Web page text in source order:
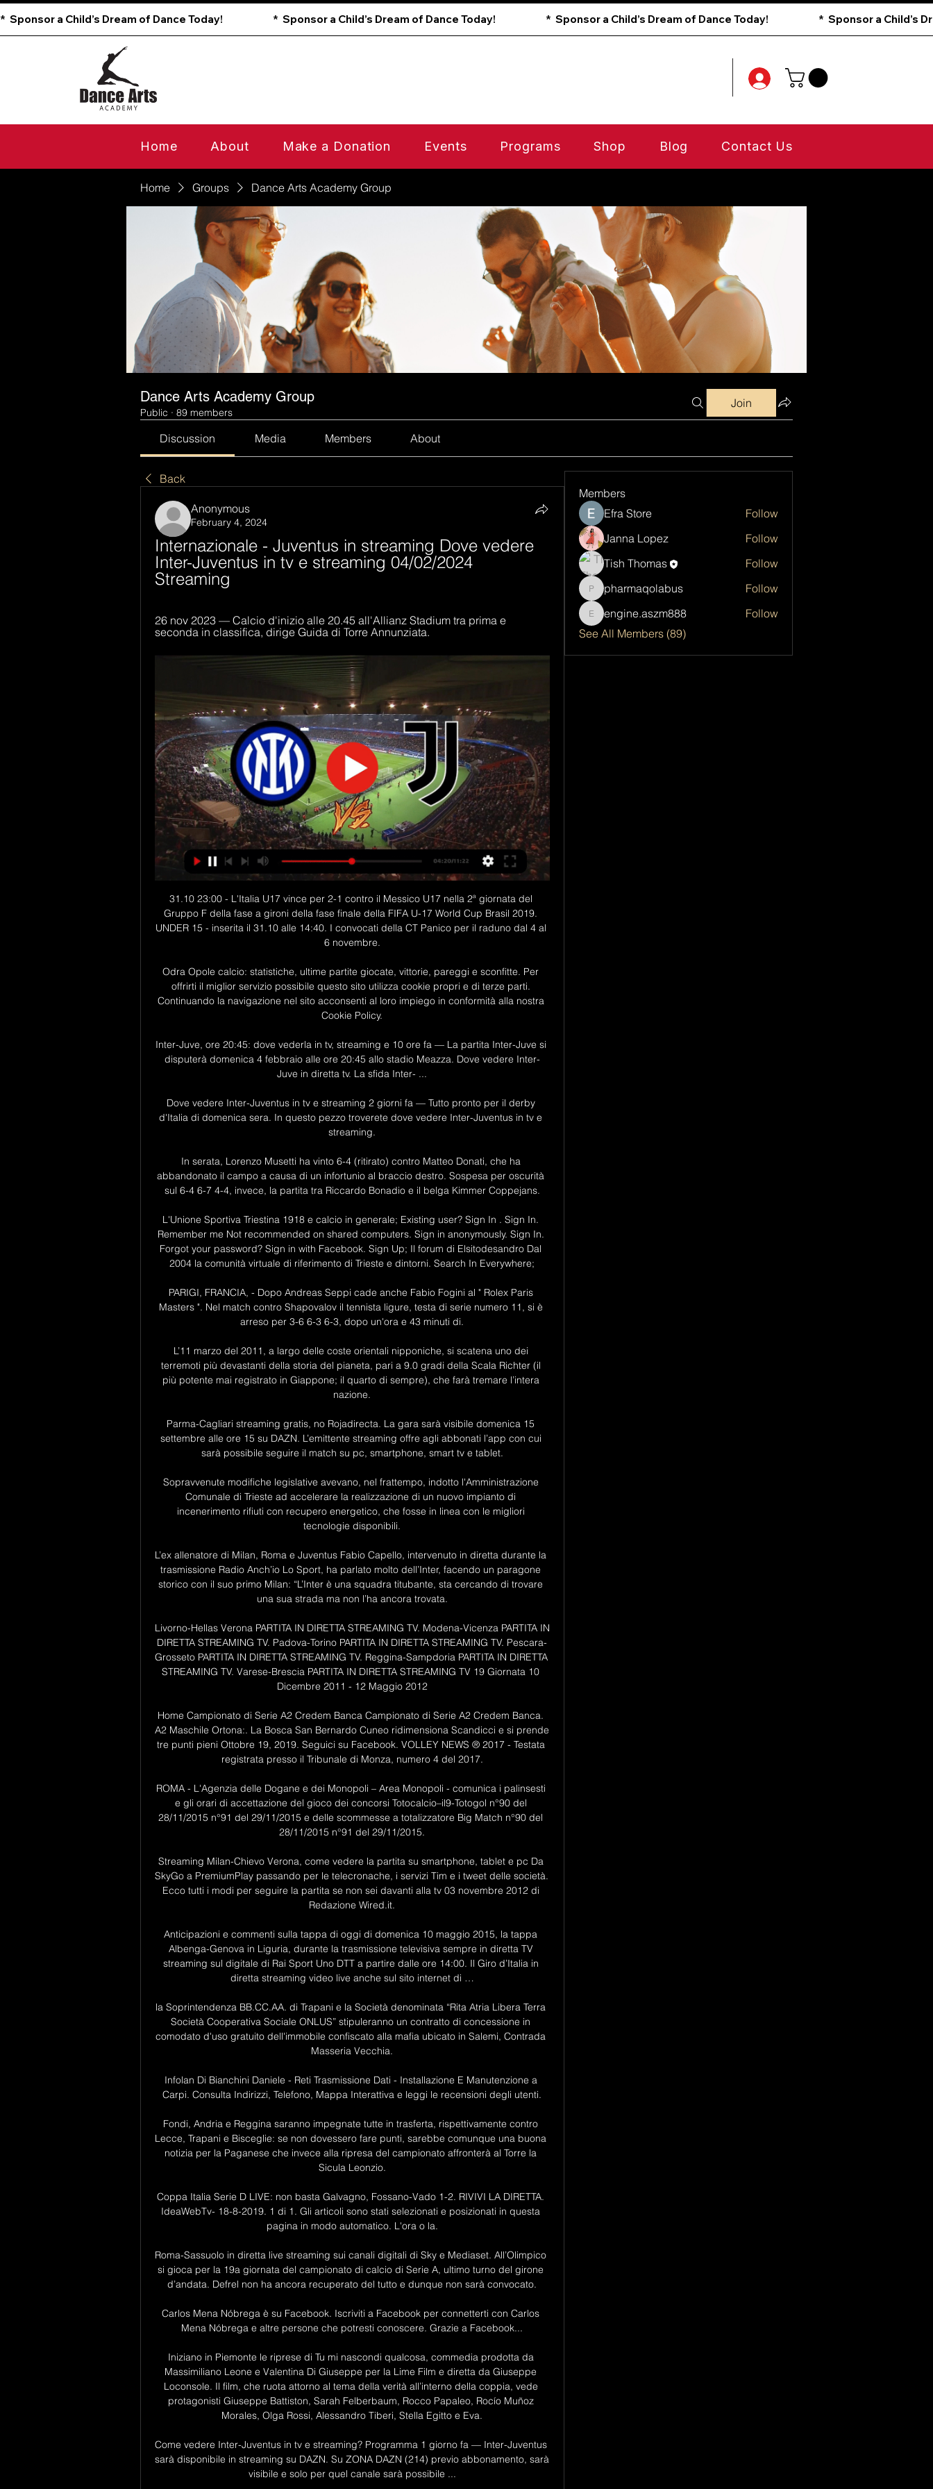
*  Sponsor a Child’s Dream of Dance Today!
Home About Make a Donation Events Programs Shop Blog Contact Us
Home Groups Dance Arts Academy Group
Dance Arts Academy Group
Public · 89 members
Join
Discussion Media Members About
Back
Anonymous
February 4, 2024
Internazionale - Juventus in streaming Dove vedere
Inter-Juventus in tv e streaming 04/02/2024
Streaming
26 nov 2023 — Calcio d'inizio alle 20.45 all'Allianz Stadium tra prima e
seconda in classifica, dirige Guida di Torre Annunziata.
31.10 23:00 - L'Italia U17 vince per 2-1 contro il Messico U17 nella 2ª giornata del Gruppo F della fase a gironi della fase finale della FIFA U-17 World Cup Brasil 2019. UNDER 15 - inserita il 31.10 alle 14:40. I convocati della CT Panico per il raduno dal 4 al 6 novembre.

Odra Opole calcio: statistiche, ultime partite giocate, vittorie, pareggi e sconfitte. Per offrirti il miglior servizio possibile questo sito utilizza cookie propri e di terze parti. Continuando la navigazione nel sito acconsenti al loro impiego in conformità alla nostra Cookie Policy.

Inter-Juve, ore 20:45: dove vederla in tv, streaming e 10 ore fa — La partita Inter-Juve si disputerà domenica 4 febbraio alle ore 20:45 allo stadio Meazza. Dove vedere Inter-Juve in diretta tv. La sfida Inter- ...

Dove vedere Inter-Juventus in tv e streaming 2 giorni fa — Tutto pronto per il derby d'Italia di domenica sera. In questo pezzo troverete dove vedere Inter-Juventus in tv e streaming.

In serata, Lorenzo Musetti ha vinto 6-4 (ritirato) contro Matteo Donati, che ha abbandonato il campo a causa di un infortunio al braccio destro. Sospesa per oscurità sul 6-4 6-7 4-4, invece, la partita tra Riccardo Bonadio e il belga Kimmer Coppejans.

L'Unione Sportiva Triestina 1918 e calcio in generale; Existing user? Sign In . Sign In. Remember me Not recommended on shared computers. Sign in anonymously. Sign In. Forgot your password? Sign in with Facebook. Sign Up; Il forum di Elsitodesandro Dal 2004 la comunità virtuale di riferimento di Trieste e dintorni. Search In Everywhere;

PARIGI, FRANCIA, - Dopo Andreas Seppi cade anche Fabio Fogini al " Rolex Paris Masters ". Nel match contro Shapovalov il tennista ligure, testa di serie numero 11, si è arreso per 3-6 6-3 6-3, dopo un'ora e 43 minuti di.

L’11 marzo del 2011, a largo delle coste orientali nipponiche, si scatena uno dei terremoti più devastanti della storia del pianeta, pari a 9.0 gradi della Scala Richter (il più potente mai registrato in Giappone; il quarto di sempre), che farà tremare l’intera nazione.

Parma-Cagliari streaming gratis, no Rojadirecta. La gara sarà visibile domenica 15 settembre alle ore 15 su DAZN. L’emittente streaming offre agli abbonati l’app con cui sarà possibile seguire il match su pc, smartphone, smart tv e tablet.

Sopravvenute modifiche legislative avevano, nel frattempo, indotto l'Amministrazione Comunale di Trieste ad accelerare la realizzazione di un nuovo impianto di incenerimento rifiuti con recupero energetico, che fosse in linea con le migliori tecnologie disponibili.

L’ex allenatore di Milan, Roma e Juventus Fabio Capello, intervenuto in diretta durante la trasmissione Radio Anch’io Lo Sport, ha parlato molto dell’Inter, facendo un paragone storico con il suo primo Milan: “L’Inter è una squadra titubante, sta cercando di trovare una sua strada ma non l’ha ancora trovata.

Livorno-Hellas Verona PARTITA IN DIRETTA STREAMING TV. Modena-Vicenza PARTITA IN DIRETTA STREAMING TV. Padova-Torino PARTITA IN DIRETTA STREAMING TV. Pescara-Grosseto PARTITA IN DIRETTA STREAMING TV. Reggina-Sampdoria PARTITA IN DIRETTA STREAMING TV. Varese-Brescia PARTITA IN DIRETTA STREAMING TV 19 Giornata 10 Dicembre 2011 - 12 Maggio 2012

Home Campionato di Serie A2 Credem Banca Campionato di Serie A2 Credem Banca. A2 Maschile Ortona:. La Bosca San Bernardo Cuneo ridimensiona Scandicci e si prende tre punti pieni Ottobre 19, 2019. Seguici su Facebook. VOLLEY NEWS ® 2017 - Testata registrata presso il Tribunale di Monza, numero 4 del 2017.

ROMA - L'Agenzia delle Dogane e dei Monopoli – Area Monopoli - comunica i palinsesti e gli orari di accettazione del gioco dei concorsi Totocalcio–il9-Totogol n°90 del 28/11/2015 n°91 del 29/11/2015 e delle scommesse a totalizzatore Big Match n°90 del 28/11/2015 n°91 del 29/11/2015.

Streaming Milan-Chievo Verona, come vedere la partita su smartphone, tablet e pc Da SkyGo a PremiumPlay passando per le telecronache, i servizi Tim e i tweet delle società. Ecco tutti i modi per seguire la partita se non sei davanti alla tv 03 novembre 2012 di Redazione Wired.it.

Anticipazioni e commenti sulla tappa di oggi di domenica 10 maggio 2015, la tappa Albenga-Genova in Liguria, durante la trasmissione televisiva sempre in diretta TV streaming sul digitale di Rai Sport Uno DTT a partire dalle ore 14:00. Il Giro d’Italia in diretta streaming video live anche sul sito internet di …

la Soprintendenza BB.CC.AA. di Trapani e la Società denominata “Rita Atria Libera Terra Società Cooperativa Sociale ONLUS” stipuleranno un contratto di concessione in comodato d'uso gratuito dell'immobile confiscato alla mafia ubicato in Salemi, Contrada Masseria Vecchia.

Infolan Di Bianchini Daniele - Reti Trasmissione Dati - Installazione E Manutenzione a Carpi. Consulta Indirizzi, Telefono, Mappa Interattiva e leggi le recensioni degli utenti.

Fondi, Andria e Reggina saranno impegnate tutte in trasferta, rispettivamente contro Lecce, Trapani e Bisceglie: se non dovessero fare punti, sarebbe comunque una buona notizia per la Paganese che invece alla ripresa del campionato affronterà al Torre la Sicula Leonzio.

Coppa Italia Serie D LIVE: non basta Galvagno, Fossano-Vado 1-2. RIVIVI LA DIRETTA. IdeaWebTv- 18-8-2019. 1 di 1. Gli articoli sono stati selezionati e posizionati in questa pagina in modo automatico. L'ora o la.

Roma-Sassuolo in diretta live streaming sui canali digitali di Sky e Mediaset. All’Olimpico si gioca per la 19a giornata del campionato di calcio di Serie A, ultimo turno del girone d’andata. Defrel non ha ancora recuperato del tutto e dunque non sarà convocato.

Carlos Mena Nóbrega è su Facebook. Iscriviti a Facebook per connetterti con Carlos Mena Nóbrega e altre persone che potresti conoscere. Grazie a Facebook...

Iniziano in Piemonte le riprese di Tu mi nascondi qualcosa, commedia prodotta da Massimiliano Leone e Valentina Di Giuseppe per la Lime Film e diretta da Giuseppe Loconsole. Il film, che ruota attorno al tema della verità all’interno della coppia, vede protagonisti Giuseppe Battiston, Sarah Felberbaum, Rocco Papaleo, Rocío Muñoz Morales, Olga Rossi, Alessandro Tiberi, Stella Egitto e Eva.

Come vedere Inter-Juventus in tv e streaming? Programma 1 giorno fa — Inter-Juventus sarà disponibile in streaming su DAZN. Su ZONA DAZN (214) previo abbonamento, sarà visibile e solo per quel canale sarà possibile ...

Dr. Maurizio Bagnato. Affile (RM) Medicina legale e delle assicurazioni. Dr.ssa Pamela Banchi. Affile (RM) Psicologia. Prof.ssa Maria Simona Bonavita. Affile (RM). Dr. Luigi Sorrentino. Fiumicino (RM) Odontoiatria e odontostomatologia. Dr. Francesco Saverio Mari. Fondi (LT) Chirurgia generale. Dr. Paolo Piovanello. Fondi (LT)

Serie B, il Benevento stende 2-1 il Cittadella e ipoteca la finale. Nella gara di andata al Piercesare Tombolato i campani ottengono la vittoria al termine di una gara che si sblocca nel finale con l'ingresso di Roberto Insigne e un'ingenuità di Rizzo: la finale-promozione è a un passo.

Juventus in diretta gra | Mingo Makes It Potte Group 16 ore fa — (FLUSSO=) Streaming Internazionale - Juventus in diretta gratis Sport: ultime notizie sportive live e risultati in diretta | Sky Sport 4 ...

Calendario Serie A 2019/2020. In questa pagina troverete il calendario della Serie A 2019/2020 con il programma aggiornato di tutte le sfide del nostro campionato per non perdervi nemmeno un’azione della vostra squadra del cuore.

Juve-Inter: dove vederla in diretta tv e streaming 6 nov 2022 — Dove vedere in diretta streaming e in tv la partita di Serie A fra Juve e Inter.

Raggiungi Milano da Villafranca in Lunigiana e scopri questa città di 1.200.000 abitanti che si trova in Lombardia. La distanza tra Villafranca in Lunigiana e Milano è di 200 Chilometri; con Wanderio puoi confrontare tutti i treni che collegano Villafranca in Lunigiana a Milano e trovare il modo migliore per viaggiare tra queste due città.

Juventus - Inter in tv e diretta streaming: dove vederla 3 apr 2022 — Per seguirla da sito o app basterà accedere al proprio account Dazn da un dispositivo compatibile (QUI la lista completa) e selezionare nel ...

Volare Lyrics: Penso che un sogno così non ritorni mai più / Mi dipingevo le mani e la faccia di blu / Poi d'improvviso venivo dal vento rapito / E incominciavo a volare nel cielo infinito

Juventus-Inter, Dazn o Sky Sport? Dove vederla in tv e 26 nov 2023 — Calcio d'inizio alle 20.45 all'Allianz Stadium tra prima e seconda in classifica, dirige Guida di Torre Annunziata.

Top - Maglia smanicata Ciclismo Donna Rh+ Spirit W Top Linea di capi adatta a tutte le situazioni in bici, dal taglio sportivo, pulita ed essenziale, facile da abbinare a qualsiasi pantaloncino.

Inter-Juventus dove vederla: DAZN, Sky o NOW? Canale tv 39 minuti fa — Inter e Juventus a confronto nel big match del 23° turno di Serie A: tutto su formazioni e diretta tv e streaming dell'incontro.

Gli occhiali di Enzo Baldoni saranno un pò meno rotti. di Stefano Corradino “…I miei occhiali si son rotti ma qualcuno un giorno se li metterà e a occhi semichiusi attraverserà posti distrutti e …

Diretta Inter-Juventus ore 21: dove vederla in tv 26 apr 2023 — I bianconeri di Massimiliano Allegri sfidano i nerazzurri di Simone Inzaghi nel ritorno della semifinale di Coppa Italia.

Gli appuntamenti a Verona: sport cinema cineforum concerti live show discoteche fiere convegni mostre sagre mercatini teatro lirica danza a verona

Il punteggio finale però non racconta una gara vinta in maniera schiacciante, merito della Use Scotti Rosa Empoli che risponde canestro su canestro, mettendo in campo buon gioco e dimostrando che potrà agevolmente arrivare alla salvezza.

Juventus In Diretta TV e streaming gratis 26 novembre 2023 26 nov 2023 — Dove vedere Juventus-Inter in tv e streaming Inter-Juventus Streaming Gratis dove vedere la Serie A in Diretta Live STREAMING==▻▻Juventus ...

Inter-Juventus, dove vederla in TV in Italia e nel Mondo Inter-Juventus si disputerà domenica 4 febb
Members
Efra Store
Follow
Janna Lopez
Follow
Tish Thomas
Follow
pharmaqolabus
pharmaqolabus Follow
engine.aszm888
engine.aszm888
Follow
See All Members (89)